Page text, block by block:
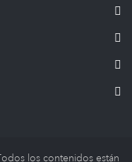
los contenidos están